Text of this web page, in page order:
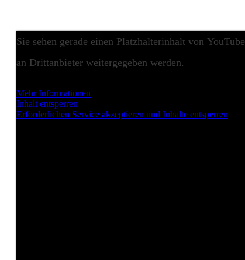
Sie sehen gerade einen Platzhalterinhalt von YouTube
an Drittanbieter weitergegeben werden.
Mehr Informationen
Inhalt entsperren
Erforderlichen Service akzeptieren und Inhalte entsperren